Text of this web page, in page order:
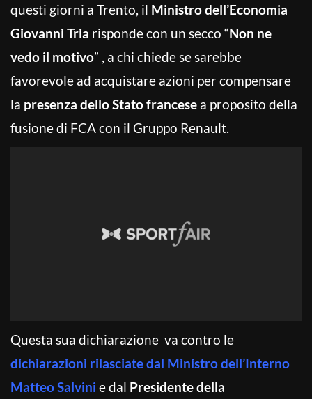
questi giorni a Trento, il Ministro dell’Economia
Giovanni Tria risponde con un secco “Non ne
vedo il motivo” , a chi chiede se sarebbe
favorevole ad acquistare azioni per compensare
la presenza dello Stato francese a proposito della
fusione di FCA con il Gruppo Renault.
Questa sua dichiarazione va contro le
dichiarazioni rilasciate dal Ministro dell’Interno
Matteo Salvini e dal Presidente della